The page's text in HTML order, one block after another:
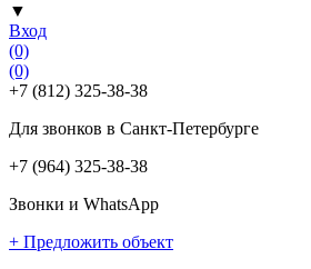
▼
Вход
(0)
(0)
+7 (812) 325-38-38
Для звонков в Санкт-Петербурге
+7 (964) 325-38-38
Звонки и WhatsApp
+ Предложить объект